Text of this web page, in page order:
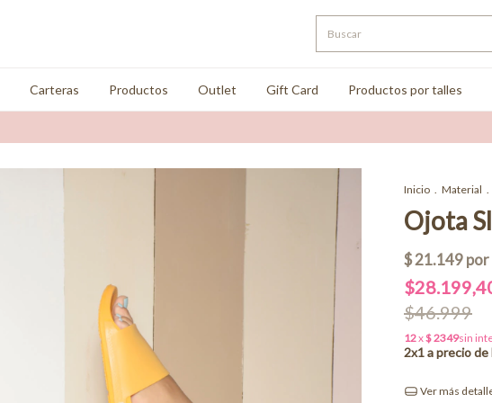
Carteras Productos Outlet Gift Card Productos por talles
Inicio . Material .
Ojota
$46.999
Ver más